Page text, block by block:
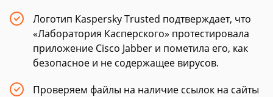
Логотип Kaspersky Trusted подтверждает, что
«Лаборатория Касперского» протестировала
приложение Cisco Jabber и пометила его, как
безопасное и не содержащее вирусов.
Проверяем файлы на наличие ссылок на сайты